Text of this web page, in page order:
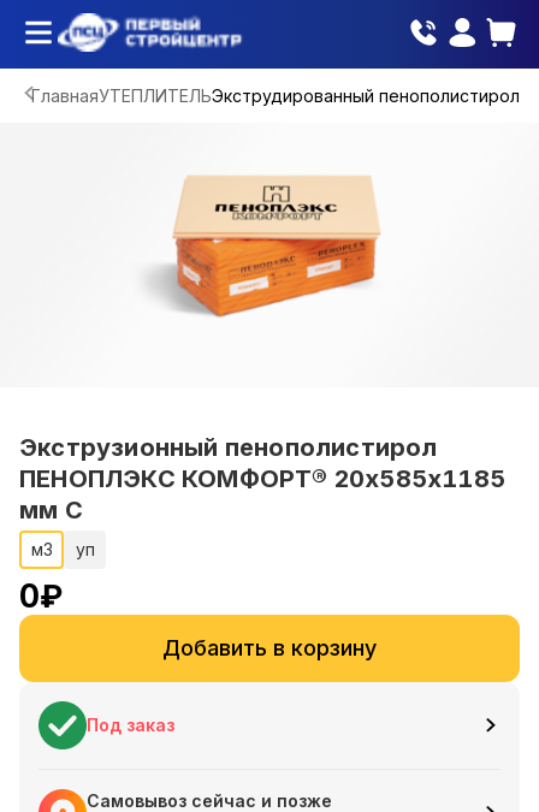
ГлавнаяУТЕПЛИТЕЛЬЭкструдированный пенополистирол
Экструзионный пенополистирол
ПЕНОПЛЭКС КОМФОРТ® 20х585х1185
мм С
м3 уп
0₽
Добавить в корзину
Под заказ
Самовывоз сейчас и позже